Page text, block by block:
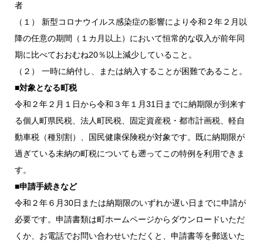
者
（１） 新型コロナウイルス感染症の影響により令和２年２月以
降の任意の期間（１カ月以上）において恒常的な収入が前年同
期に比べておおむね20％以上減少していること。
（２） 一時に納付し、または納入することが困難であること。
■対象となる町税
令和２年２月１日から令和３年１月31日までに納期限が到来す
る個人町県民税、法人町民税、固定資産税・都市計画税、軽自
動車税（種別割）、国民健康保険税が対象です。既に納期限が
過ぎている未納の町税についても遡ってこの特例を利用できま
す。
■申請手続きなど
令和２年６月30日または納期限のいずれか遅い日までに申請が
必要です。申請書類は町ホームページからダウンロードいただ
くか、お電話でお問い合わせいただくと、申請書等を郵送いた